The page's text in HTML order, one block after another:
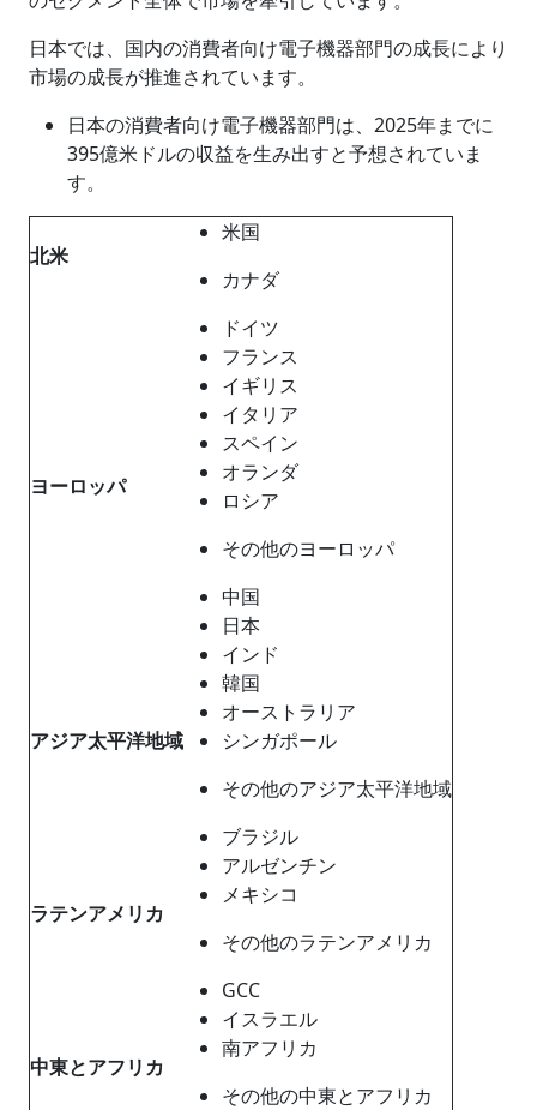
日本では、国内の消費者向け電子機器部門の成長により
市場の成長が推進されています。
日本の消費者向け電子機器部門は、2025年までに
395億米ドルの収益を生み出すと予想されていま
す。
北米
米国
カナダ
ヨーロッパ
ドイツ
フランス
イギリス
イタリア
スペイン
オランダ
ロシア
その他のヨーロッパ
アジア太平洋地域
中国
日本
インド
韓国
オーストラリア
シンガポール
その他のアジア太平洋地域
ラテンアメリカ
ブラジル
アルゼンチン
メキシコ
その他のラテンアメリカ
中東とアフリカ
GCC
イスラエル
南アフリカ
その他の中東とアフリカ